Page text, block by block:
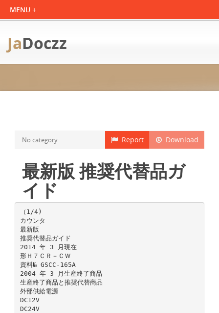
JaDoczz
Download
Report
No category
最新版 推奨代替品ガ
イド
（1/4)
カウンタ
最新版
推奨代替品ガイド
2014 年 3 月現在
形Ｈ７ＣＲ－ＣＷ
資料№ GSCC-165A
2004 年 3 月生産終了商品
生産終了商品と推奨代替商品
外部供給電源
DC12V
DC24V